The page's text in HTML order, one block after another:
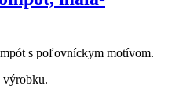
s poľovníckym motívom.
výrobku.